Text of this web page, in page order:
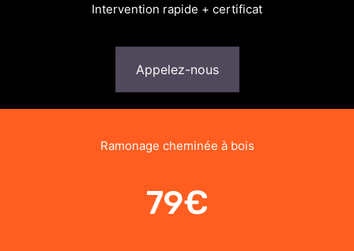
Intervention rapide + certificat
Appelez-nous
Ramonage cheminée à bois
79€